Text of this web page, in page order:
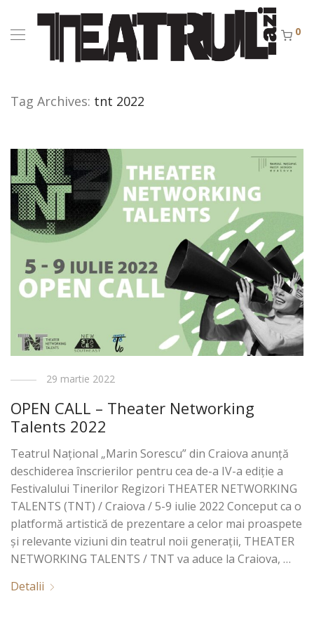
0
Tag Archives: tnt 2022
29 martie 2022
OPEN CALL – Theater Networking
Talents 2022
Teatrul Național „Marin Sorescu” din Craiova anunță
deschiderea înscrierilor pentru cea de-a IV-a ediție a
Festivalului Tinerilor Regizori THEATER NETWORKING
TALENTS (TNT) / Craiova / 5-9 iulie 2022 Conceput ca o
platformă artistică de prezentare a celor mai proaspete
și relevante viziuni din teatrul noii generații, THEATER
NETWORKING TALENTS / TNT va aduce la Craiova, …
Detalii